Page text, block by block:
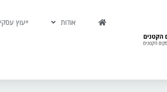
אודות ייעוץ עסקי